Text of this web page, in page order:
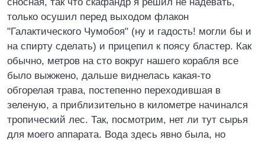
только осушил перед выходом флакон
"Галактического Чумобоя" (ну и гадость! могли бы и
на спирту сделать) и прицепил к поясу бластер. Как
обычно, метров на сто вокруг нашего корабля все
было выжжено, дальше виднелась какая-то
обгорелая трава, постепенно переходившая в
зеленую, а приблизительно в километре начинался
тропический лес. Так, посмотрим, нет ли тут сырья
для моего аппарата. Вода здесь явно была, но